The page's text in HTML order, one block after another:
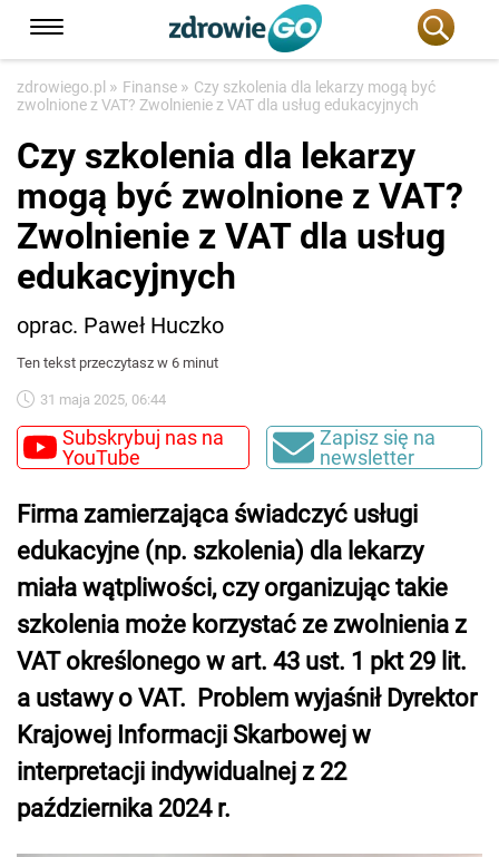
zdrowiego.pl » Finanse » Czy szkolenia dla lekarzy mogą być
zwolnione z VAT? Zwolnienie z VAT dla usług edukacyjnych
Czy szkolenia dla lekarzy
mogą być zwolnione z VAT?
Zwolnienie z VAT dla usług
edukacyjnych
oprac. Paweł Huczko
Ten tekst przeczytasz w 6 minut
31 maja 2025, 06:44
Subskrybuj nas na
YouTube
Zapisz się na
newsletter
Firma zamierzająca świadczyć usługi
edukacyjne (np. szkolenia) dla lekarzy
miała wątpliwości, czy organizując takie
szkolenia może korzystać ze zwolnienia z
VAT określonego w art. 43 ust. 1 pkt 29 lit.
a ustawy o VAT. Problem wyjaśnił Dyrektor
Krajowej Informacji Skarbowej w
interpretacji indywidualnej z 22
października 2024 r.